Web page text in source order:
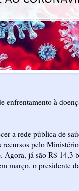
enfrentamento à
a rede pública de
pelo
já são R$ 14,3
março, o presidente